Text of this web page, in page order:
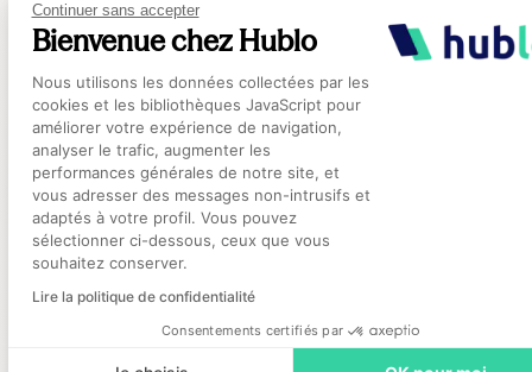
Continuer sans accepter
Bienvenue chez Hublo
Plateforme de Gestion du
Nous utilisons les données collectées par les
cookies et les bibliothèques JavaScript pour
améliorer votre expérience de navigation,
analyser le trafic, augmenter les
performances générales de notre site, et
vous adresser des messages non-intrusifs et
adaptés à votre profil. Vous pouvez
sélectionner ci-dessous, ceux que vous
souhaitez conserver.
Lire la politique de confidentialité
Consentements certifiés par
Axeptio consent
Favoriser une
ouverte et transparente
La communication est la clé du succès
gestion des soignants vacataires. Il est
de maintenir une communication ouverte
transparente avec les vacataires pour
et des attentes de l'établissement.